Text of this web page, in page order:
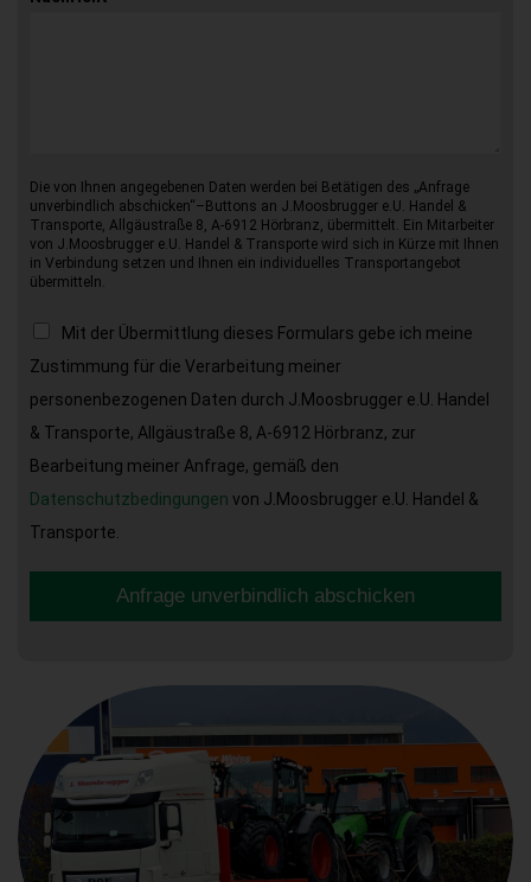
Die von Ihnen angegebenen Daten werden bei Betätigen des „Anfrage
unverbindlich abschicken“–Buttons an J.Moosbrugger e.U. Handel &
Transporte, Allgäustraße 8, A-6912 Hörbranz, übermittelt. Ein Mitarbeiter
von J.Moosbrugger e.U. Handel & Transporte wird sich in Kürze mit Ihnen
in Verbindung setzen und Ihnen ein individuelles Transportangebot
übermitteln.
Mit der Übermittlung dieses Formulars gebe ich meine
Zustimmung für die Verarbeitung meiner
personenbezogenen Daten durch J.Moosbrugger e.U. Handel
& Transporte, Allgäustraße 8, A-6912 Hörbranz, zur
Bearbeitung meiner Anfrage, gemäß den
Datenschutzbedingungen von J.Moosbrugger e.U. Handel &
Transporte.
Anfrage unverbindlich abschicken